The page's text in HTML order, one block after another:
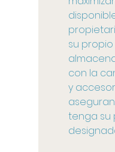
su
con la
y
tenga su